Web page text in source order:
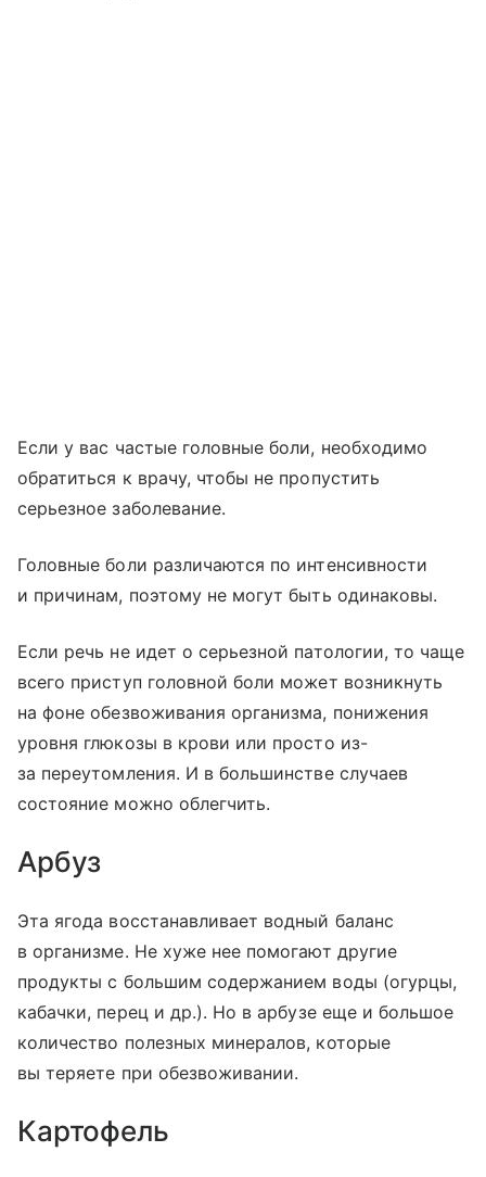
Если у вас частые головные боли, необходимо
обратиться к врачу, чтобы не пропустить
серьезное заболевание.
Головные боли различаются по интенсивности
и причинам, поэтому не могут быть одинаковы.
Если речь не идет о серьезной патологии, то чаще
всего приступ головной боли может возникнуть
на фоне обезвоживания организма, понижения
уровня глюкозы в крови или просто из-
за переутомления. И в большинстве случаев
состояние можно облегчить.
Арбуз
Эта ягода восстанавливает водный баланс
в организме. Не хуже нее помогают другие
продукты с большим содержанием воды (огурцы,
кабачки, перец и др.). Но в арбузе еще и большое
количество полезных минералов, которые
вы теряете при обезвоживании.
Картофель